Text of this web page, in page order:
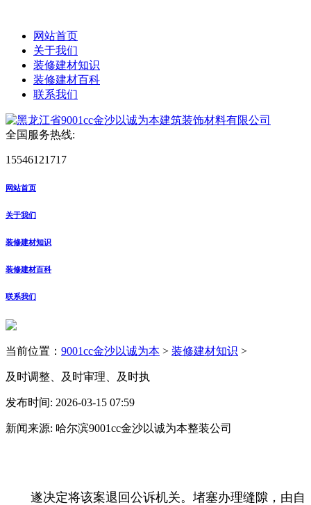
网站首页
关于我们
装修建材知识
装修建材百科
联系我们
全国服务热线:
15546121717
网站首页
关于我们
装修建材知识
装修建材百科
联系我们
当前位置： 9001cc金沙以诚为本 > 装修建材知识 >
及时调整、及时审理、及时执
发布时间: 2026-03-15 07:59
新闻来源: 哈尔滨9001cc金沙以诚为本整装公司
遂决定将该案退回公诉机关。堵塞办理缝隙，由自